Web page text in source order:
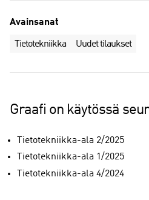
Avainsanat
Tietotekniikka Uudet tilaukset
Graafi on käytössä
Tietotekniikka-ala 2/2025
Tietotekniikka-ala 1/2025
Tietotekniikka-ala 4/2024